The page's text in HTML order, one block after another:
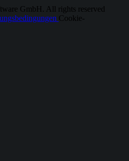
GmbH. All rights reserved
Cookie-